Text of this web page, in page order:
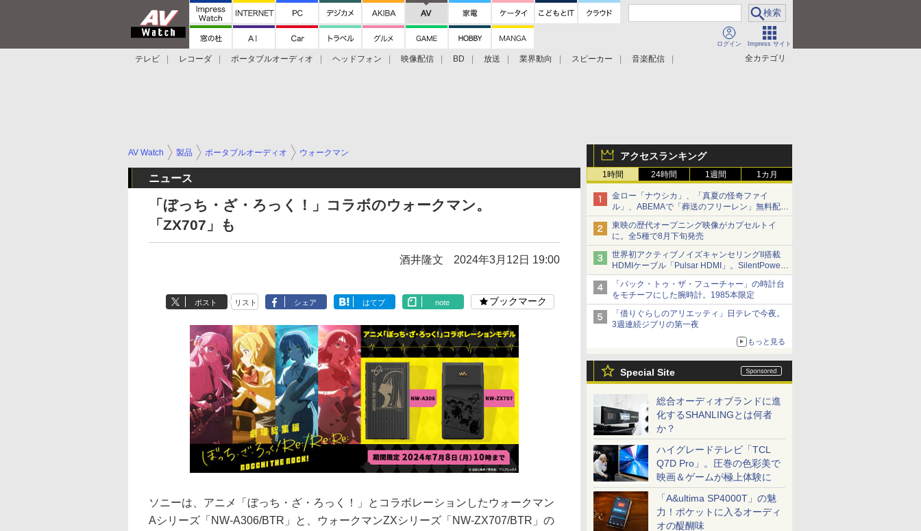
ログイン Impress サイト
全カテゴリ
テレビ レコーダ ポータブルオーディオ ヘッドフォン 映像配信 BD 放送 業界動向 スピーカー
音楽配信
アクセスランキング
1時間 24時間 1週間 1カ月
金ロー「ナウシカ」、「真夏の怪奇ファイ
ル」、ABEMAで「葬送のフリーレン」無料配信
など。夏の特番・配信情報
東映の歴代オープニング映像がカプセルトイ
に。全5種で8月下旬発売
世界初アクティブノイズキャンセリングII搭載
HDMIケーブル「Pulsar HDMI」。SilentPower
から
「バック・トゥ・ザ・フューチャー」の時計台
をモチーフにした腕時計。1985本限定
「借りぐらしのアリエッティ」日テレで今夜。
3週連続ジブリの第一夜
もっと見る
Special Site
総合オーディオブランドに進
化するSHANLINGとは何者
か？
ハイグレードテレビ「TCL
Q7D Pro」。圧巻の色彩美で
映画＆ゲームが極上体験に
「A&ultima SP4000T」の魅
力！ポケットに入るオーディ
オの醍醐味
AV Watch 製品 ポータブルオーディオ ウォークマン
ニュース
「ぼっち・ざ・ろっく！」コラボのウォークマン。
「ZX707」も
酒井隆文 2024年3月12日 19:00
ポスト リスト シェア はてブ note ブックマーク
ソニーは、アニメ「ぼっち・ざ・ろっく！」とコラボレーションしたウォークマン
Aシリーズ「NW-A306/BTR」と、ウォークマンZXシリーズ「NW-ZX707/BTR」の